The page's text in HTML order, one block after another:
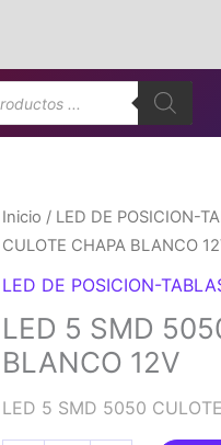
Inicio / LED DE POSICION-
CULOTE CHAPA BLANCO
LED DE POSICION-
LED 5 SMD
BLANCO 12V
LED 5 SMD 5050